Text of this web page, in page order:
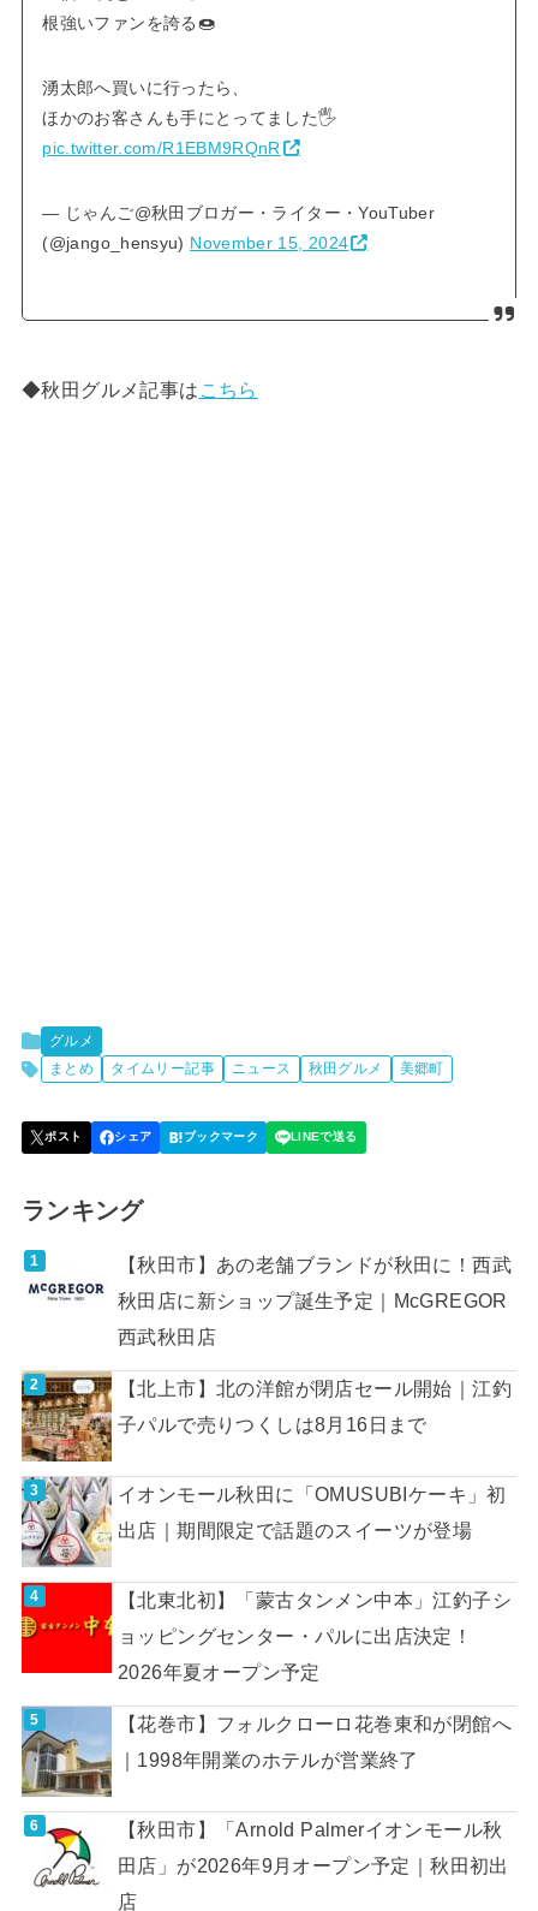
根強いファンを誇る🍩
湧太郎へ買いに行ったら、
ほかのお客さんも手にとってました🖐️
pic.twitter.com/R1EBM9RQnR
— じゃんご@秋田ブロガー・ライター・YouTuber
(@jango_hensyu) November 15, 2024
◆秋田グルメ記事は こちら
グルメ
まとめ
タイムリー記事 ニュース 秋田グルメ 美郷町
ランキング
【秋田市】あの老舗ブランドが秋田に！西武
秋田店に新ショップ誕生予定｜McGREGOR
西武秋田店
【北上市】北の洋館が閉店セール開始｜江釣
子パルで売りつくしは8月16日まで
イオンモール秋田に「OMUSUBIケーキ」初
出店｜期間限定で話題のスイーツが登場
【北東北初】「蒙古タンメン中本」江釣子シ
ョッピングセンター・パルに出店決定！
2026年夏オープン予定
【花巻市】フォルクローロ花巻東和が閉館へ
｜1998年開業のホテルが営業終了
【秋田市】「Arnold Palmerイオンモール秋
田店」が2026年9月オープン予定｜秋田初出
店